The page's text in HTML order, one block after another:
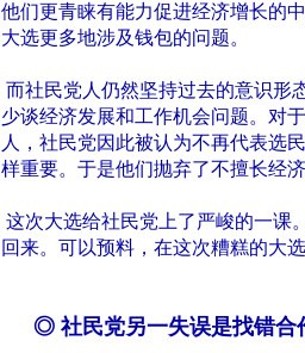
他们更青睐有能力促进经济增长的
大选更多地涉及钱包的问题。
而社民党人仍然坚持过去的意识形
少谈经济发展和工作机会问题。对
人，社民党因此被认为不再代表选
样重要。于是他们抛弃了不擅长经
这次大选给社民党上了严峻的一课
回来。可以预料，在这次糟糕的大
◎ 社民党另一失误是找错合